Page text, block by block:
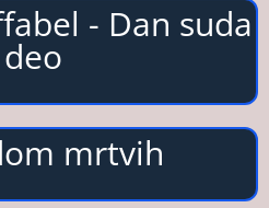
- Dan suda
mrtvih